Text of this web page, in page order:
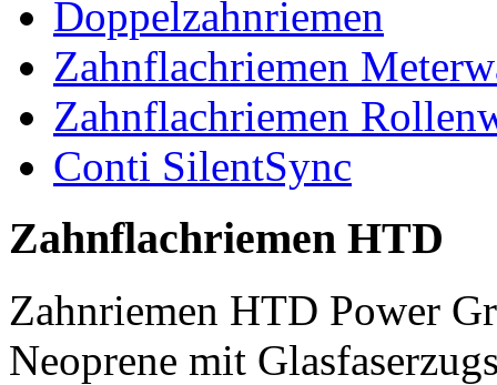
Doppelzahnriemen
Zahnflachriemen
Zahnflachriemen
Conti SilentSync
Zahnflachriemen HTD
Zahnriemen HTD Power
Neoprene mit